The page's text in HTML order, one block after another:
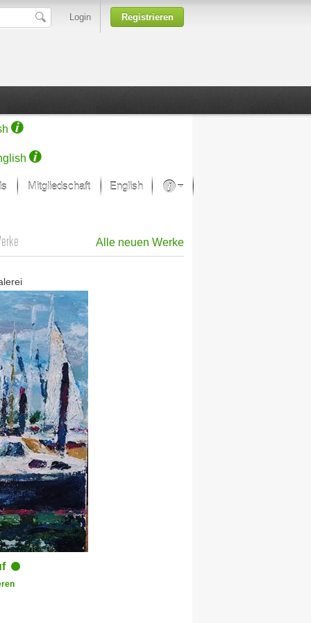
Login Registrieren
Mitgliedschaft English
Kunsthäuser
Alle neuen Werke